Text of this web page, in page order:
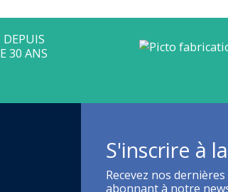
S'inscrire à
Recevez nos
abonnant à notre